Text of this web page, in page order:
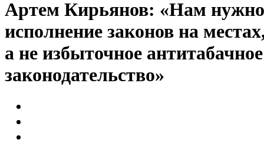
Артем Кирьянов: «Нам нужно
исполнение законов на
а не избыточное антитабачное
законодательство»